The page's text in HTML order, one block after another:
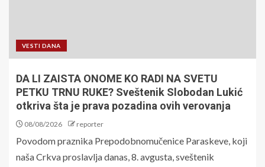
VESTI DANA
DA LI ZAISTA ONOME KO RADI NA SVETU
PETKU TRNU RUKE? Sveštenik Slobodan Lukić
otkriva šta je prava pozadina ovih verovanja
08/08/2026 reporter
Povodom praznika Prepodobnomučenice Paraskeve, koji
naša Crkva proslavlja danas, 8. avgusta, sveštenik